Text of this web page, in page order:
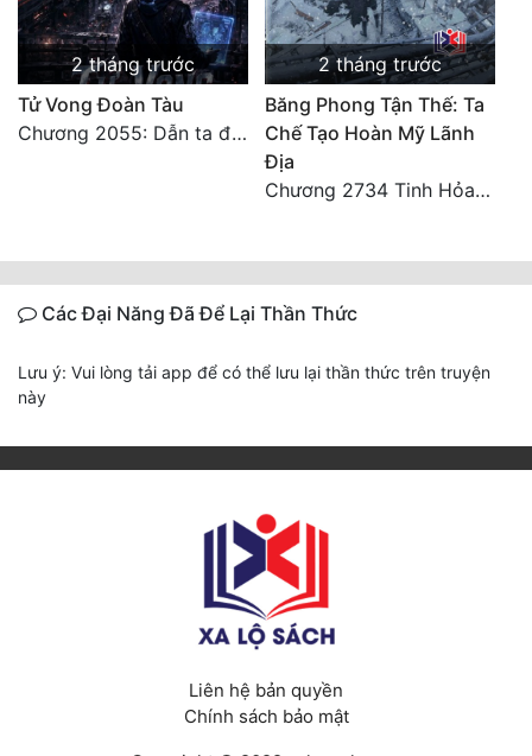
2 tháng trước
Tử Vong Đoàn Tàu
Chương 2055: Dẫn ta đi đại kết cục
2 tháng trước
Băng Phong Tận Thế: Ta
Chế Tạo Hoàn Mỹ Lãnh
Địa
Chương 2734 Tinh Hỏa (Đại kết cục) (2)
Các Đại Năng Đã Để Lại Thần Thức
Lưu ý: Vui lòng tải app để có thể lưu lại thần thức trên truyện
này
Liên hệ bản quyền
Chính sách bảo mật